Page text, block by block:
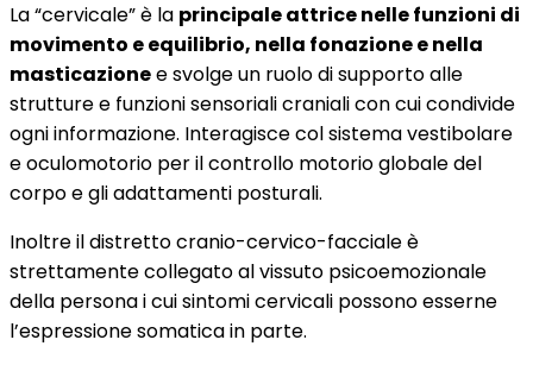
La “cervicale” è la principale attrice nelle funzioni di
movimento e equilibrio, nella fonazione e nella
masticazionee svolge un ruolo di supporto alle
strutture e funzioni sensoriali craniali con cui condivide
ogni informazione. Interagisce col sistema vestibolare
e oculomotorio per il controllo motorio globale del
corpo e gli adattamenti posturali.
Inoltre il distretto cranio-cervico-facciale è
strettamente collegato al vissuto psicoemozionale
della persona i cui sintomi cervicali possono esserne
l’espressione somatica in parte.